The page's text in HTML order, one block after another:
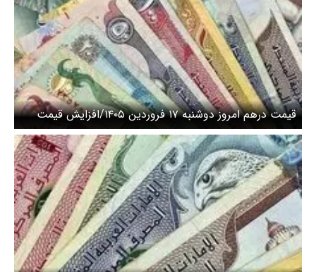
قیمت درهم امروز دوشنبه ۱۷ فروردین ۱۴۰۵/افزایش قیمت
درهم